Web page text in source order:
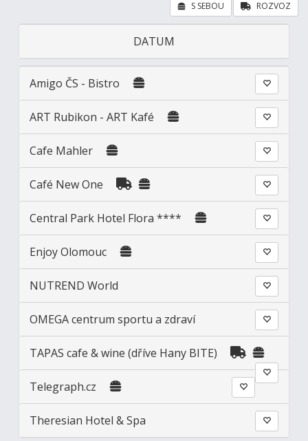
ROZVOZ
S SEBOU
DATUM
Amigo ČS - Bistro
ART Rubikon - ART Kafé
Cafe Mahler
Café New One
Central Park Hotel Flora ****
Enjoy Olomouc
NUTREND World
OMEGA centrum sportu a zdraví
TAPAS cafe & wine (dříve Hany BITE)
Telegraph.cz
Theresian Hotel & Spa